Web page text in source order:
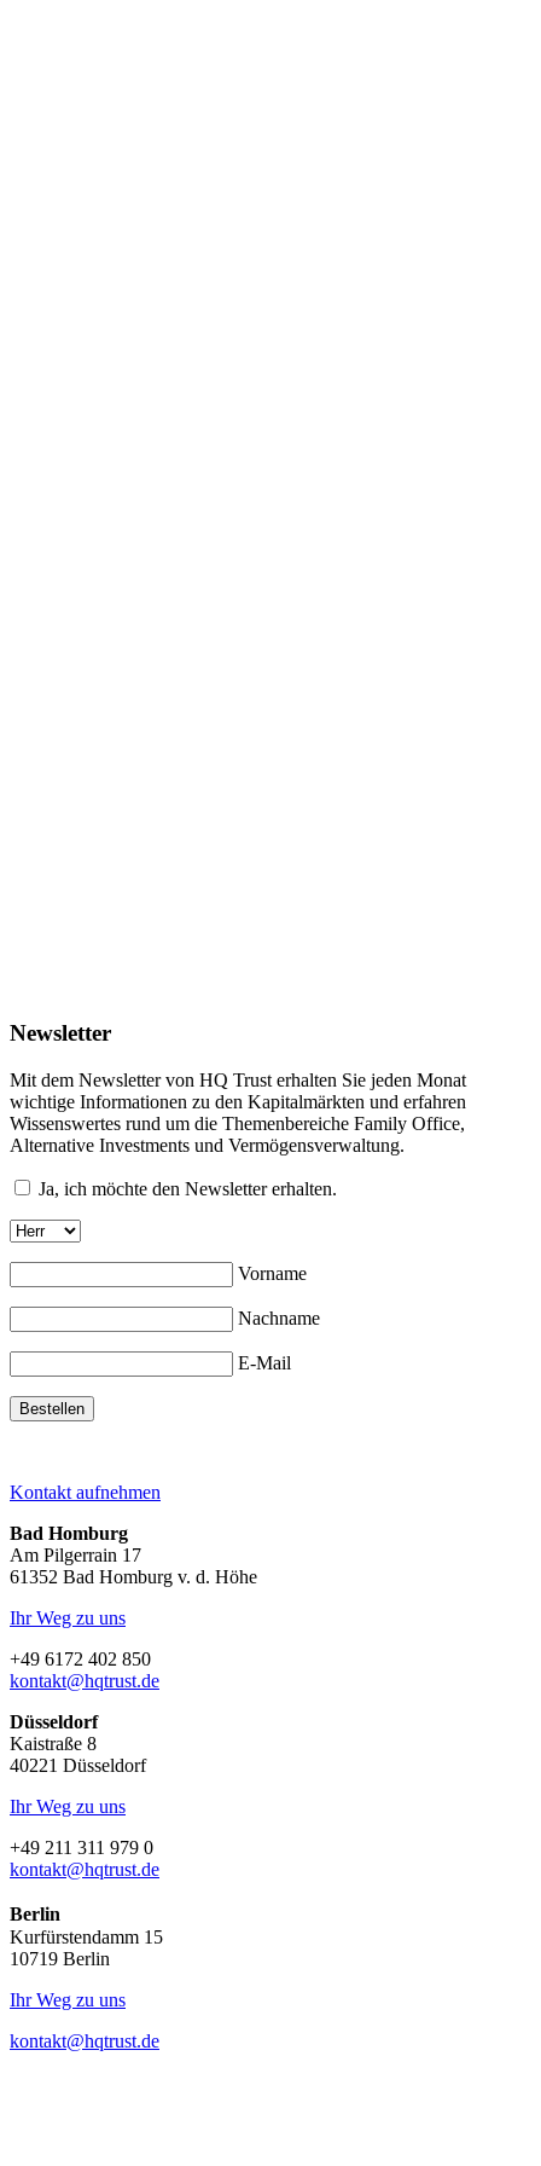
Newsletter
Mit dem Newsletter von HQ Trust erhalten Sie jeden Monat
wichtige Informationen zu den Kapitalmärkten und erfahren
Wissenswertes rund um die Themenbereiche Family Office,
Alternative Investments und Vermögensverwaltung.
Ja, ich möchte den Newsletter erhalten.
Vorname
Nachname
E-Mail
Kontakt aufnehmen
Bad Homburg
Am Pilgerrain 17
61352 Bad Homburg v. d. Höhe
Ihr Weg zu uns
+49 6172 402 850
kontakt@hqtrust.de
Düsseldorf
Kaistraße 8
40221 Düsseldorf
Ihr Weg zu uns
+49 211 311 979 0
kontakt@hqtrust.de
Berlin
Kurfürstendamm 15
10719 Berlin
Ihr Weg zu uns
kontakt@hqtrust.de